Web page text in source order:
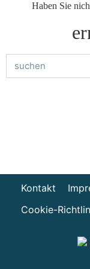
Haben Sie
Kontakt
Cookie-